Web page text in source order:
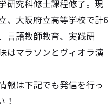
研究科修士課程修了。現
、大阪府立高等学校で計6
言語教師教育、実践研
はマラソンとヴィオラ演
報は下記でも発信を行っ